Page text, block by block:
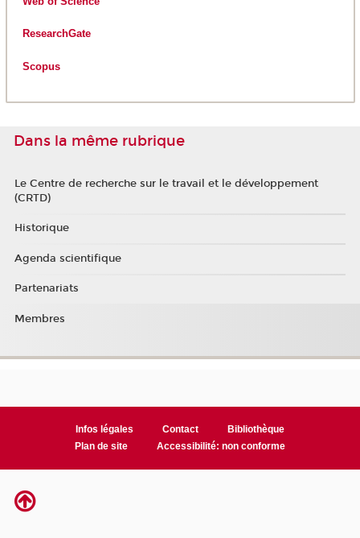
ResearchGate
Scopus
Dans la même rubrique
Le Centre de recherche sur le travail et le développement
(CRTD)
Historique
Agenda scientifique
Partenariats
Membres
Infos légales Contact
Bibliothèque
Plan de site
Accessibilité: non conforme